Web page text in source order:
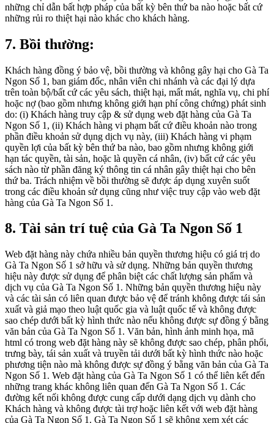
những chỉ dẫn bất hợp pháp của bất kỳ bên thứ ba nào hoặc bất cứ
những rủi ro thiệt hại nào khác cho khách hàng.
7. Bồi thường:
Khách hàng đồng ý bảo vệ, bồi thường và không gây hại cho Gà Ta
Ngon Số 1, ban giám đốc, nhân viên chi nhánh và các đại lý dựa
trên toàn bộ/bất cứ các yêu sách, thiệt hại, mất mát, nghĩa vụ, chi phí
hoặc nợ (bao gồm nhưng không giới hạn phí công chứng) phát sinh
do: (i) Khách hàng truy cập & sử dụng web đặt hàng của Gà Ta
Ngon Số 1, (ii) Khách hàng vi phạm bất cứ điều khoản nào trong
phần điều khoản sử dụng dịch vụ này, (iii) Khách hàng vi phạm
quyền lợi của bất kỳ bên thứ ba nào, bao gồm nhưng không giới
hạn tác quyền, tài sản, hoặc là quyền cá nhân, (iv) bất cứ các yêu
sách nào từ phần đăng ký thông tin cá nhân gây thiệt hại cho bên
thứ ba. Trách nhiệm về bồi thường sẽ được áp dụng xuyên suốt
trong các điều khoản sử dụng cũng như việc truy cập vào web đặt
hàng của Gà Ta Ngon Số 1.
8. Tài sản trí tuệ của Gà Ta Ngon Số 1
Web đặt hàng này chứa nhiều bản quyền thương hiệu có giá trị do
Gà Ta Ngon Số 1 sở hữu và sử dụng. Những bản quyền thương
hiệu này được sử dụng để phân biệt các chất lượng sản phẩm và
dịch vụ của Gà Ta Ngon Số 1. Những bản quyền thương hiệu này
và các tài sản có liên quan được bảo vệ để tránh không được tái sản
xuất và giả mạo theo luật quốc gia và luật quốc tế và không được
sao chép dưới bất kỳ hình thức nào nếu không được sự đồng ý bằng
văn bản của Gà Ta Ngon Số 1. Văn bản, hình ảnh minh họa, mã
html có trong web đặt hàng này sẽ không được sao chép, phân phối,
trưng bày, tái sản xuất và truyền tải dưới bất kỳ hình thức nào hoặc
phương tiện nào mà không được sự đồng ý bằng văn bản của Gà Ta
Ngon Số 1. Web đặt hàng của Gà Ta Ngon Số 1 có thể liên kết đến
những trang khác không liên quan đến Gà Ta Ngon Số 1. Các
đường kết nối không được cung cấp dưới dạng dịch vụ dành cho
Khách hàng và không được tài trợ hoặc liên kết với web đặt hàng
của Gà Ta Ngon Số 1. Gà Ta Ngon Số 1 sẽ không xem xét các